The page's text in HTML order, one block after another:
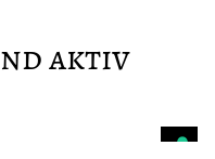
aktiv